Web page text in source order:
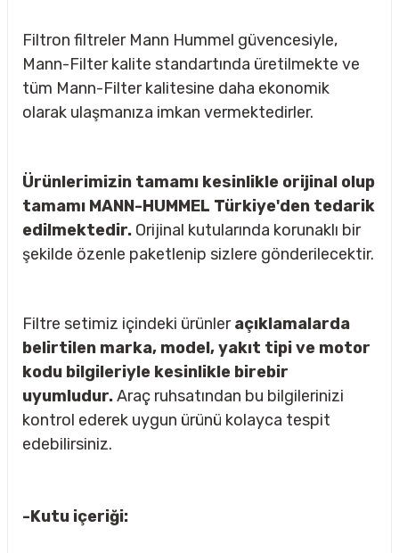
Rulman
Filtron filtreler Mann Hummel güvencesiyle,
Mann-Filter kalite standartında üretilmekte ve
tüm Mann-Filter kalitesine daha ekonomik
olarak ulaşmanıza imkan vermektedirler.
Ürünlerimizin tamamı kesinlikle orijinal olup
tamamı MANN-HUMMEL Türkiye'den tedarik
edilmektedir. Orijinal kutularında korunaklı bir
şekilde özenle paketlenip sizlere gönderilecektir.
Filtre setimiz içindeki ürünleraçıklamalarda
belirtilen marka, model, yakıt tipi ve motor
kodu bilgileriyle kesinlikle birebir
uyumludur.Araç ruhsatından bu bilgilerinizi
kontrol ederek uygun ürünü kolayca tespit
edebilirsiniz.
-Kutu içeriği: